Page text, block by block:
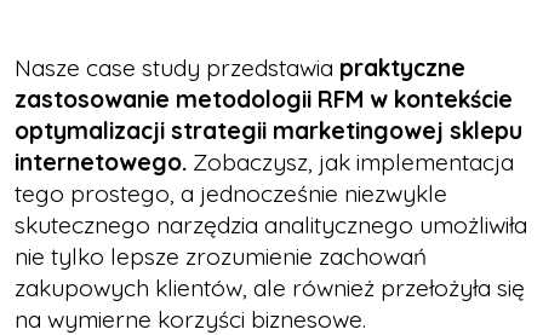
Nasze case study przedstawia praktyczne
zastosowanie metodologii RFM w kontekście
optymalizacji strategii marketingowej sklepu
internetowego. Zobaczysz, jak implementacja
tego prostego, a jednocześnie niezwykle
skutecznego narzędzia analitycznego umożliwiła
nie tylko lepsze zrozumienie zachowań
zakupowych klientów, ale również przełożyła się
na wymierne korzyści biznesowe.